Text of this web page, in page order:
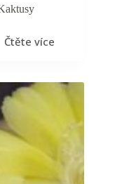
Čtěte více